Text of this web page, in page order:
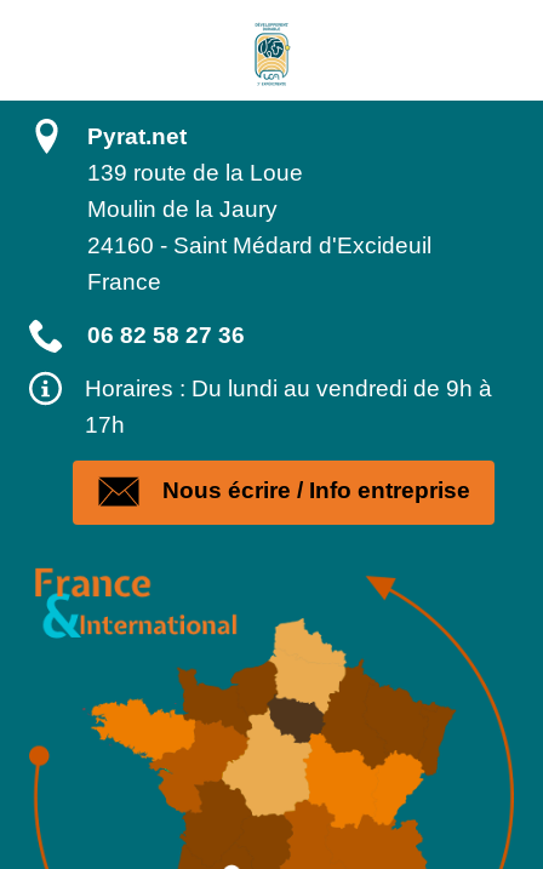
Pyrat.net
139 route de la Loue
Moulin de la Jaury
24160 - Saint Médard d'Excideuil
France
06 82 58 27 36
Horaires : Du lundi au vendredi de 9h à
17h
Nous écrire / Info entreprise